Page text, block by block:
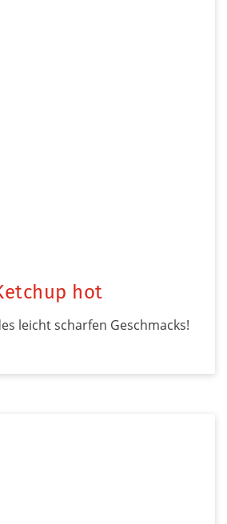
hot
leicht scharfen Geschmacks!